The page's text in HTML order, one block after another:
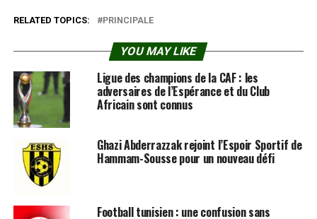
RELATED TOPICS: PRINCIPALE
YOU MAY LIKE
Ligue des champions de la CAF : les
adversaires de l’Espérance et du Club
Africain sont connus
Ghazi Abderrazzak rejoint l’Espoir Sportif de
Hammam-Sousse pour un nouveau défi
Football tunisien : une confusion sans